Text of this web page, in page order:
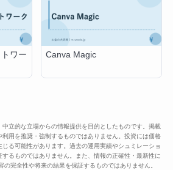
ワー
Canva Magic
立的な立場からの情報提供を目的としたものです。掲載
利用を推奨・強制するものではありません。投資には価格
る可能性があります。過去の運用実績やシュミレーショ
るものではありません。また、情報の正確性・最新性に
完全性や将来の結果を保証するものではありません。